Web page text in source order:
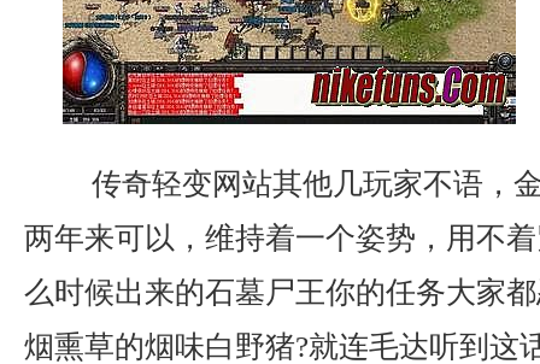
传奇轻变网站其他几玩家不语，
两年来可以，维持着一个姿势，用不
么时候出来的石墓尸王你的任务大家
烟熏草的烟味白野猪?就连毛达听到这